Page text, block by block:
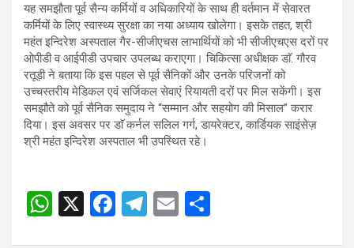
यह समझौता पूर्व सैन्य कर्मियों व अधिकारियों के साथ ही वर्तमान में सेवारत
कर्मियों के लिए स्वास्थ्य सुरक्षा का नया अध्याय खोलेगा। इसके तहत, श्री
महंत इन्दिरेश अस्पताल गैर-सीजीएचस लाभार्थियों को भी सीजीएचएस दरों पर
ओपीडी व आईपीडी उपचार उपलब्ध कराएगा। चिकित्सा अधीक्षक डाॅ. गौरव
रतूड़ी ने बताया कि इस पहल से पूर्व सैनिकों और उनके परिजनों को
उच्चस्तरीय मेडिकल एवं सर्जिकल सेवाएं रियायती दरों पर मिल सकेंगी। इस
समझौते को पूर्व सैनिक समुदाय ने “सम्मान और सहयोग की मिसाल” करार
दिया। इस अवसर पर डाॅ कर्नल सलिल गर्ग, डायरेक्टर, कार्डियक साइंसेज़
श्री महंत इन्दिरेश अस्पताल भी उपस्थित रहे।
W X
F
T
E